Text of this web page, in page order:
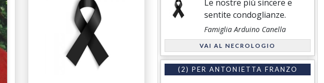
Le nostre più sincere e
sentite condoglianze.
Famiglia Arduino Canella
VAI AL NECROLOGIO
(2) PER ANTONIETTA FRANZO